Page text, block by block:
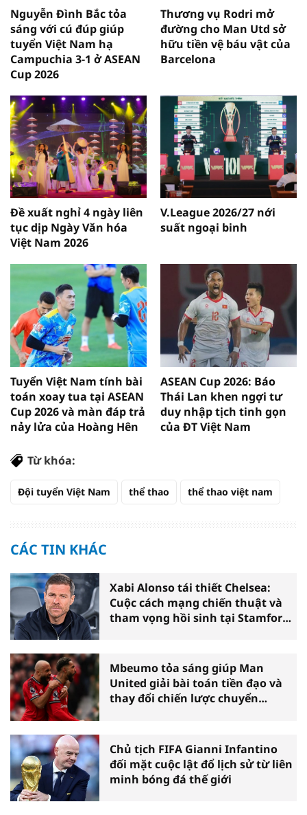
Nguyễn Đình Bắc tỏa
sáng với cú đúp giúp
tuyển Việt Nam hạ
Campuchia 3-1 ở ASEAN
Cup 2026
Thương vụ Rodri mở
đường cho Man Utd sở
hữu tiền vệ báu vật của
Barcelona
Đề xuất nghỉ 4 ngày liên
tục dịp Ngày Văn hóa
Việt Nam 2026
V.League 2026/27 nới
suất ngoại binh
Tuyển Việt Nam tính bài
toán xoay tua tại ASEAN
Cup 2026 và màn đáp trả
nảy lửa của Hoàng Hên
ASEAN Cup 2026: Báo
Thái Lan khen ngợi tư
duy nhập tịch tinh gọn
của ĐT Việt Nam
Từ khóa:
Đội tuyển Việt Nam thể thao thể thao việt nam
CÁC TIN KHÁC
Xabi Alonso tái thiết Chelsea:
Cuộc cách mạng chiến thuật và
tham vọng hồi sinh tại Stamford
Mbeumo tỏa sáng giúp Man
United giải bài toán tiền đạo và
thay đổi chiến lược chuyển
Chủ tịch FIFA Gianni Infantino
đối mặt cuộc lật đổ lịch sử từ liên
minh bóng đá thế giới